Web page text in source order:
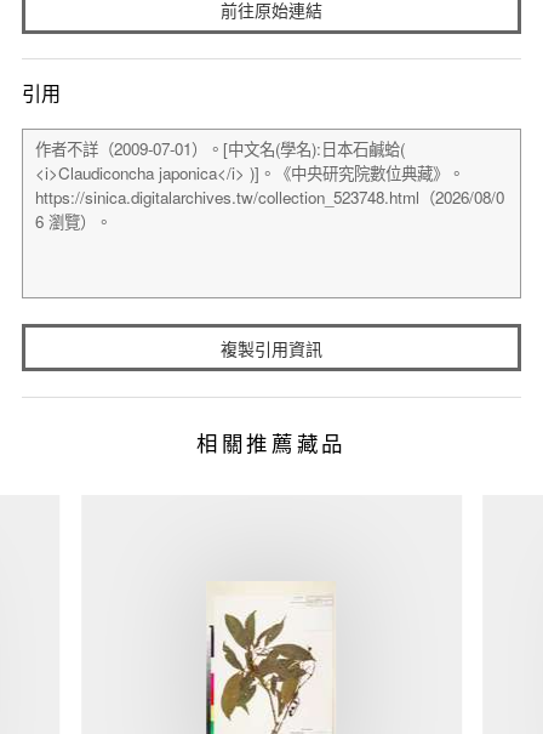
前往原始連結
引用
複製引用資訊
相關推薦藏品